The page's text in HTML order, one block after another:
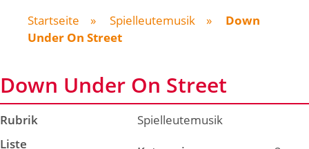
Startseite » Spielleutemusik » Down
Under On Street
Down Under On Street
Rubrik
Spielleutemusik
Liste